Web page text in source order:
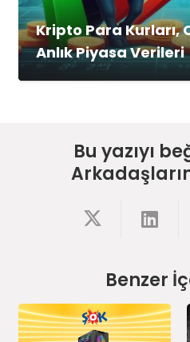
Kripto Para Kurları,
Anlık Piyasa Verileri
Bu yazıyı
Benzer